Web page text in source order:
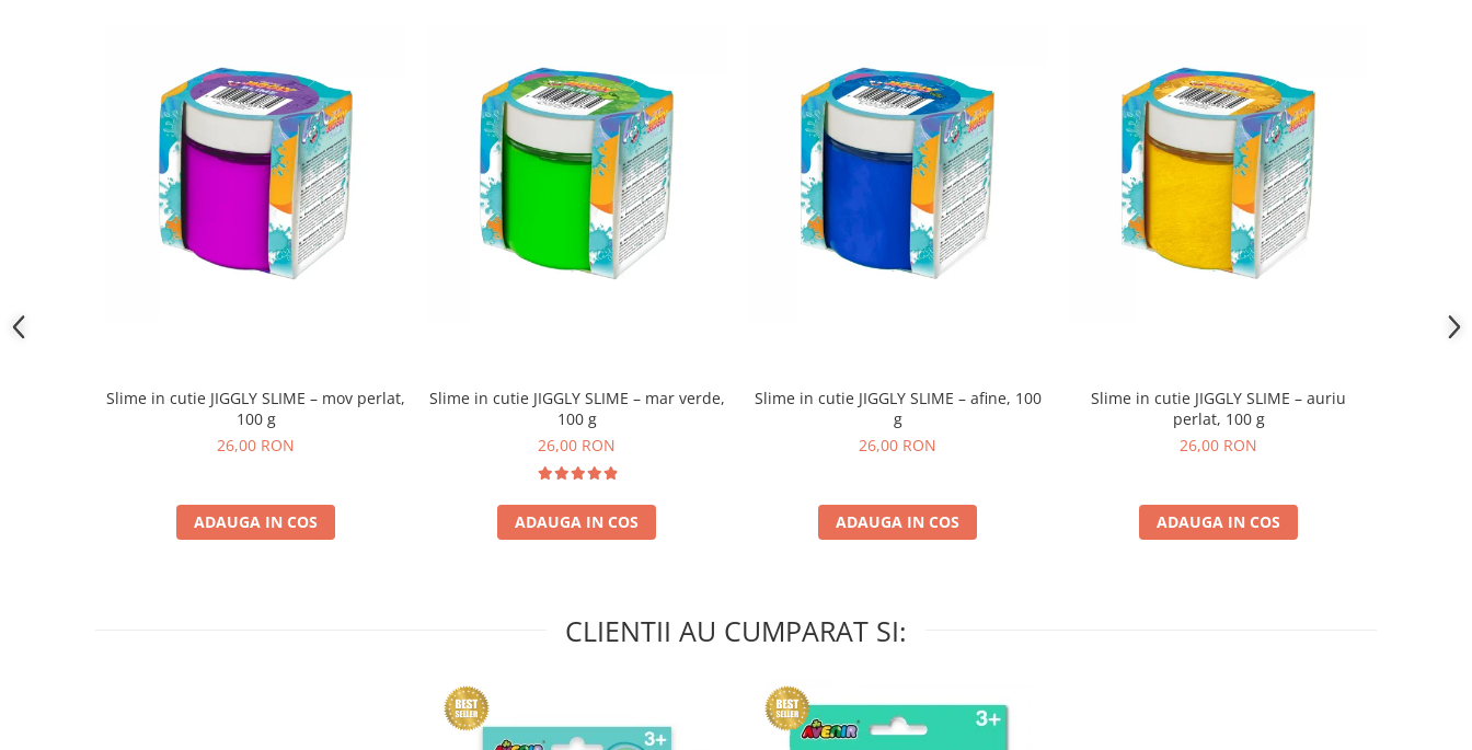
Slime in cutie JIGGLY SLIME – mov perlat,
100 g
26,00 RON
ADAUGA IN COS
Slime in cutie JIGGLY SLIME – mar verde,
100 g
26,00 RON
ADAUGA IN COS
Slime in cutie JIGGLY SLIME – afine, 100
g
26,00 RON
ADAUGA IN COS
Slime in cutie JIGGLY SLIME – auriu
perlat, 100 g
26,00 RON
ADAUGA IN COS
CLIENTII AU CUMPARAT SI: